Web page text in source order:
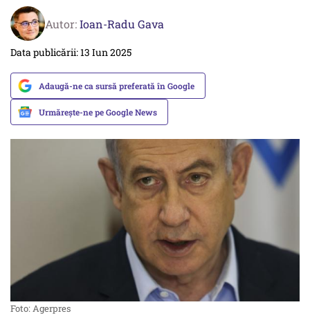
Autor:Ioan-Radu Gava
Data publicării: 13 Iun 2025
Adaugă-ne ca sursă preferată în Google
Urmărește-ne pe Google News
Foto: Agerpres